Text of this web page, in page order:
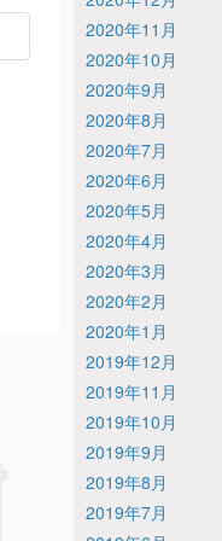
2020年11月
2020年10月
2020年9月
2020年8月
2020年7月
2020年6月
2020年5月
2020年4月
2020年3月
2020年2月
2020年1月
2019年12月
2019年11月
2019年10月
2019年9月
2019年8月
2019年7月